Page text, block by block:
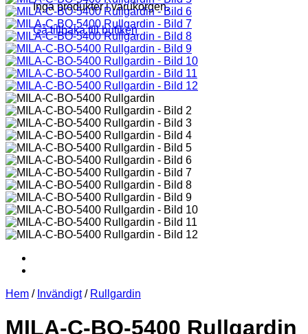
Inga produkter i varukorgen.
Gå tillbaka till butiken
Hem / Invändigt / Rullgardin
MILA-C-BO-5400 Rullgardin